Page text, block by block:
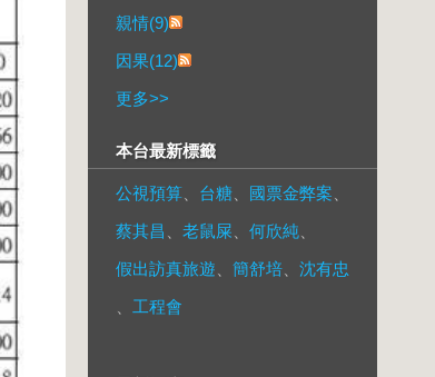
親情(9)
因果(12)
更多>>
本台最新標籤
公視預算 台糖 國票金弊案
蔡其昌
老鼠屎 何欣純
假出訪真旅遊
簡舒培
沈有忠
工程會